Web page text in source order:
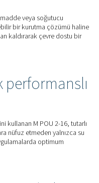
Membran Kurutucular
madde veya
bir kurutma